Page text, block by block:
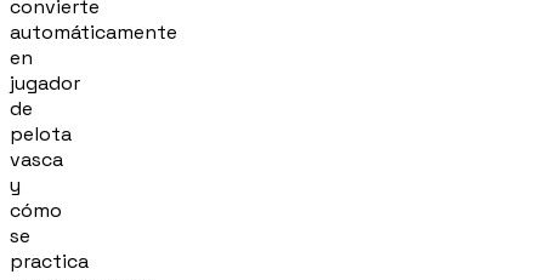
convierte
automáticamente
en
jugador
de
pelota
vasca
y
cómo
se
practica